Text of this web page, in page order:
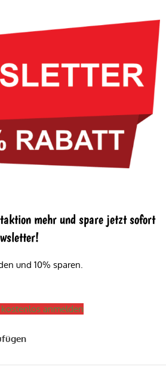
mehr und spare jetzt sofort
und 10% sparen.
kostenlos anmelden